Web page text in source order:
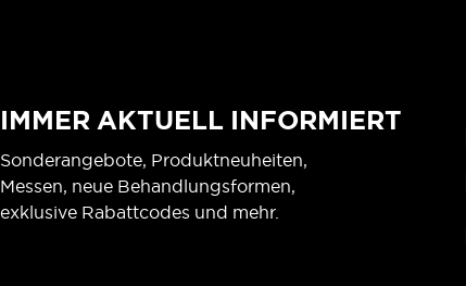
IMMER AKTUELL INFORMIERT
Sonderangebote, Produktneuheiten,
Messen, neue Behandlungsformen,
exklusive Rabattcodes und mehr.